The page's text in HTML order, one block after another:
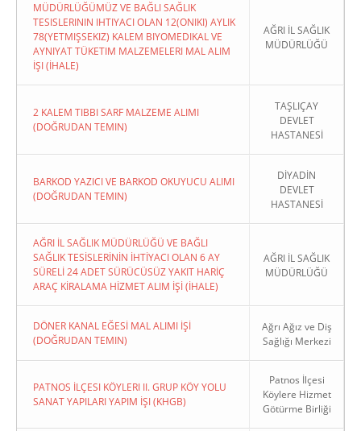
MÜDÜRLÜĞÜMÜZ VE BAĞLI SAĞLIK
TESISLERININ IHTIYACI OLAN 12(ONIKI) AYLIK
78(YETMIŞSEKIZ) KALEM BIYOMEDIKAL VE
AYNIYAT TÜKETIM MALZEMELERI MAL ALIM
İŞI (İHALE)
AĞRI İL SAĞLIK
MÜDÜRLÜĞÜ
2 KALEM TIBBI SARF MALZEME ALIMI
(DOĞRUDAN TEMIN)
TAŞLIÇAY
DEVLET
HASTANESİ
BARKOD YAZICI VE BARKOD OKUYUCU ALIMI
(DOĞRUDAN TEMIN)
DİYADİN
DEVLET
HASTANESİ
AĞRI İL SAĞLIK MÜDÜRLÜĞÜ VE BAĞLI
SAĞLIK TESİSLERİNİN İHTİYACI OLAN 6 AY
SÜRELİ 24 ADET SÜRÜCÜSÜZ YAKIT HARİÇ
ARAÇ KİRALAMA HİZMET ALIM İŞİ (İHALE)
AĞRI İL SAĞLIK
MÜDÜRLÜĞÜ
DÖNER KANAL EĞESİ MAL ALIMI İŞİ
(DOĞRUDAN TEMIN)
Ağrı Ağız ve Diş
Sağlığı Merkezi
PATNOS İLÇESI KÖYLERI II. GRUP KÖY YOLU
SANAT YAPILARI YAPIM İŞI (KHGB)
Patnos İlçesi
Köylere Hizmet
Götürme Birliği